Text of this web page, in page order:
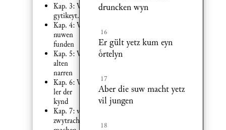
Kap. 3: Von
gytikeyt.
Kap. 4: Von
nuwen
funden
Kap. 5: Von
alten
narren
Kap. 6: Von
ler der
kynd
Kap. 7: von
zwytracht
druncken wyn
16
Er gült yetz kum eyn
rtelyn
17
Aber die suw macht yetz
vil jungen
18